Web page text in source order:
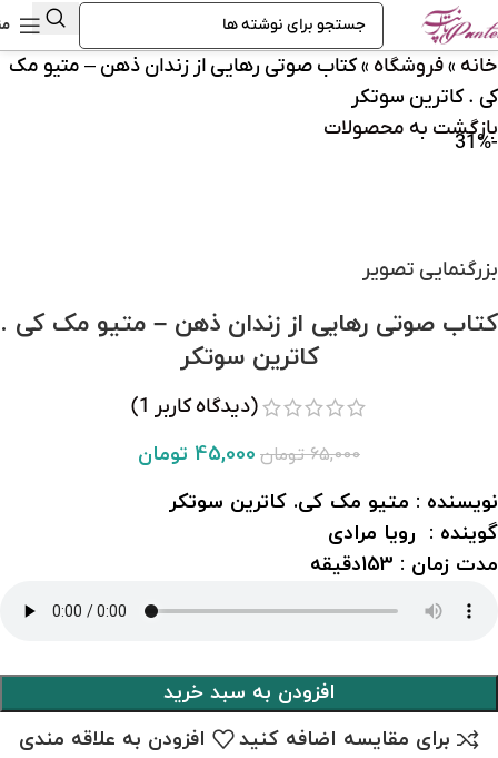
خانه »فروشگاه »کتاب صوتی رهایی از زندان ذهن – متیو مک
کی . کاترین سوتکر
بازگشت به محصولات
-31%
بزرگنمایی تصویر
کتاب صوتی رهایی از زندان ذهن – متیو مک کی .
کاترین سوتکر
(دیدگاه کاربر 1
)
65,000 تومان 45,000 تومان
نویسنده : متیو مک کی. کاترین سوتکر
گوینده : رویا مرادی
مدت زمان : 153دقیقه
افزودن به سبد خرید
برای مقایسه اضافه کنید
افزودن به علاقه مندی